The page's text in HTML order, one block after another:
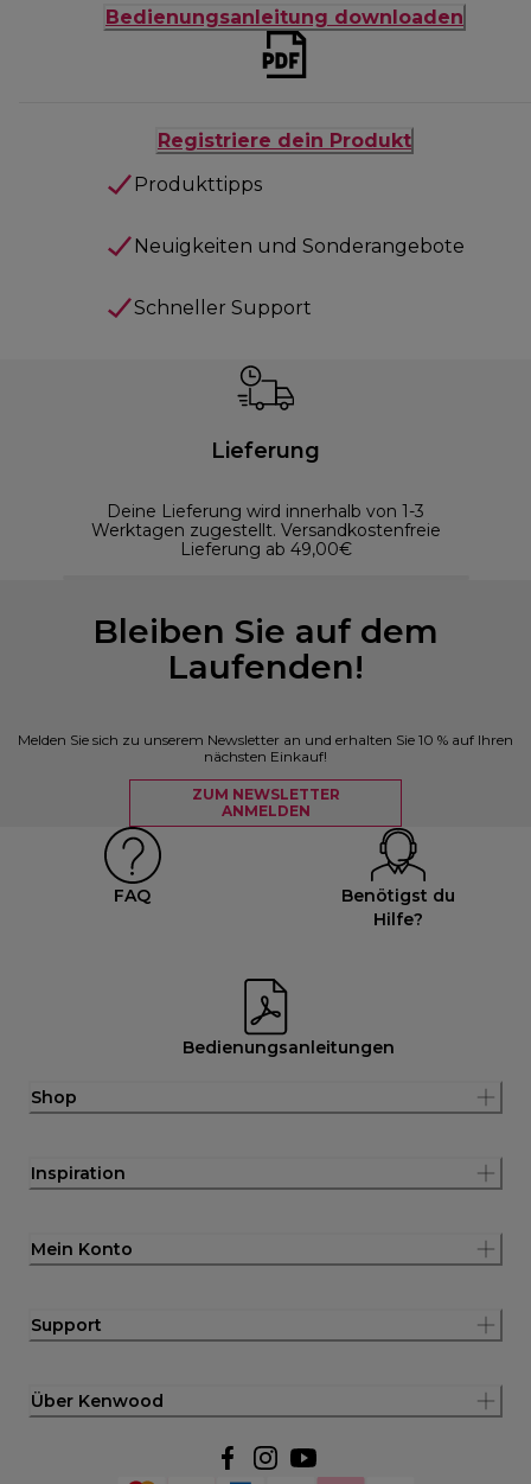
Bedienungsanleitung downloaden
Registriere dein Produkt
Produkttipps
Neuigkeiten und Sonderangebote
Schneller Support
Lieferung
Deine Lieferung wird innerhalb von 1-3
Werktagen zugestellt. Versandkostenfreie
Lieferung ab 49,00€
Bleiben Sie auf dem
Laufenden!
Melden Sie sich zu unserem Newsletter an und erhalten Sie 10 % auf Ihren
nächsten Einkauf!
ZUM NEWSLETTER
ANMELDEN
FAQ
Benötigst du
Hilfe?
Bedienungsanleitungen
Shop
Inspiration
Mein Konto
Support
Über Kenwood